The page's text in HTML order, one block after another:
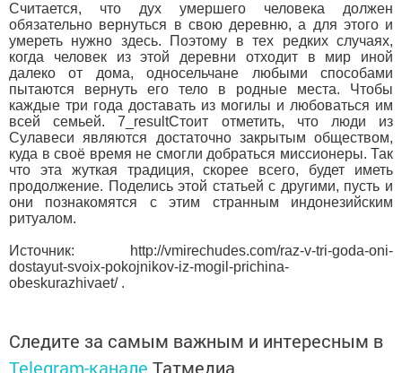
Считается, что дух умершего человека должен
обязательно вернуться в свою деревню, а для этого и
умереть нужно здесь. Поэтому в тех редких случаях,
когда человек из этой деревни отходит в мир иной
далеко от дома, односельчане любыми способами
пытаются вернуть его тело в родные места. Чтобы
каждые три года доставать из могилы и любоваться им
всей семьей. 7_resultСтоит отметить, что люди из
Сулавеси являются достаточно закрытым обществом,
куда в своё время не смогли добраться миссионеры. Так
что эта жуткая традиция, скорее всего, будет иметь
продолжение. Поделись этой статьей с другими, пусть и
они познакомятся с этим странным индонезийским
ритуалом.
Источник: http://vmirechudes.com/raz-v-tri-goda-oni-
dostayut-svoix-pokojnikov-iz-mogil-prichina-
obeskurazhivaet/ .
Следите за самым важным и интересным в
Telegram-канале Татмедиа